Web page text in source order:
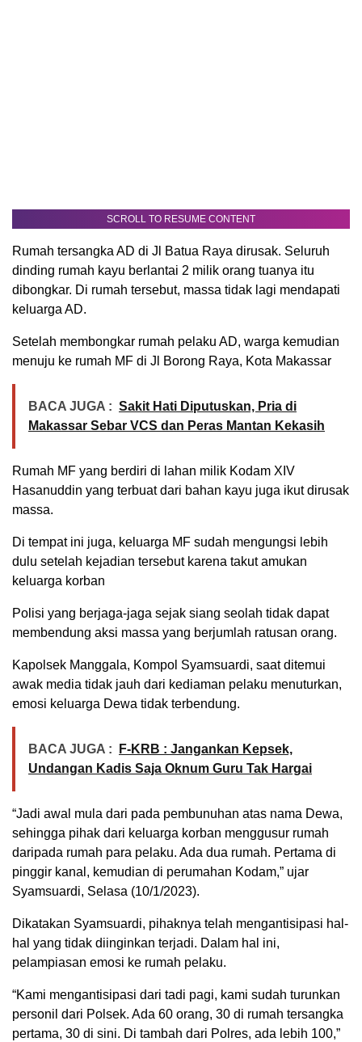
SCROLL TO RESUME CONTENT
Rumah tersangka AD di Jl Batua Raya dirusak. Seluruh
dinding rumah kayu berlantai 2 milik orang tuanya itu
dibongkar. Di rumah tersebut, massa tidak lagi mendapati
keluarga AD.
Setelah membongkar rumah pelaku AD, warga kemudian
menuju ke rumah MF di Jl Borong Raya, Kota Makassar
BACA JUGA : Sakit Hati Diputuskan, Pria di
Makassar Sebar VCS dan Peras Mantan Kekasih
Rumah MF yang berdiri di lahan milik Kodam XIV
Hasanuddin yang terbuat dari bahan kayu juga ikut dirusak
massa.
Di tempat ini juga, keluarga MF sudah mengungsi lebih
dulu setelah kejadian tersebut karena takut amukan
keluarga korban
Polisi yang berjaga-jaga sejak siang seolah tidak dapat
membendung aksi massa yang berjumlah ratusan orang.
Kapolsek Manggala, Kompol Syamsuardi, saat ditemui
awak media tidak jauh dari kediaman pelaku menuturkan,
emosi keluarga Dewa tidak terbendung.
BACA JUGA :
F-KRB : Jangankan Kepsek,
Undangan Kadis Saja Oknum Guru Tak Hargai
“Jadi awal mula dari pada pembunuhan atas nama Dewa,
sehingga pihak dari keluarga korban menggusur rumah
daripada rumah para pelaku. Ada dua rumah. Pertama di
pinggir kanal, kemudian di perumahan Kodam,” ujar
Syamsuardi, Selasa (10/1/2023).
Dikatakan Syamsuardi, pihaknya telah mengantisipasi hal-
hal yang tidak diinginkan terjadi. Dalam hal ini,
pelampiasan emosi ke rumah pelaku.
“Kami mengantisipasi dari tadi pagi, kami sudah turunkan
personil dari Polsek. Ada 60 orang, 30 di rumah tersangka
pertama, 30 di sini. Di tambah dari Polres, ada lebih 100,”